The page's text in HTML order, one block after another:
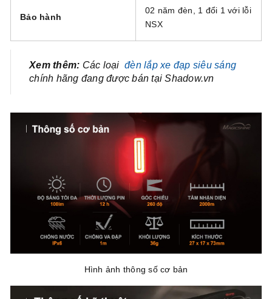
Bảo hành
02 năm đèn, 1 đổi 1 với lỗi
NSX
Xem thêm: Các loại đèn lắp xe đạp siêu sáng
chính hãng đang được bán tại Shadow.vn
Hình ảnh thông số cơ bản